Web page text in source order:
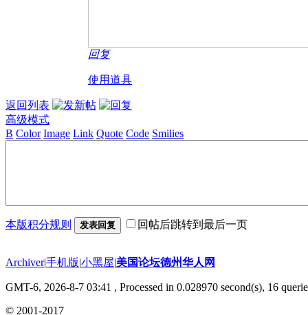
回复
使用道具
返回列表
高级模式
B Color Image Link Quote Code Smilies
本版积分规则 发表回复 回帖后跳转到最后一页
Archiver|手机版|小黑屋|美国论坛德州华人网
GMT-6, 2026-8-7 03:41 , Processed in 0.028970 second(s), 16
© 2001-2017